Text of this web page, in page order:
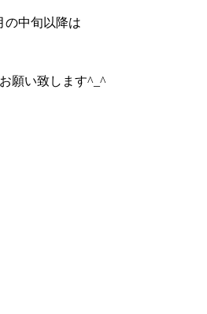
の中旬以降は
願い致します^_^